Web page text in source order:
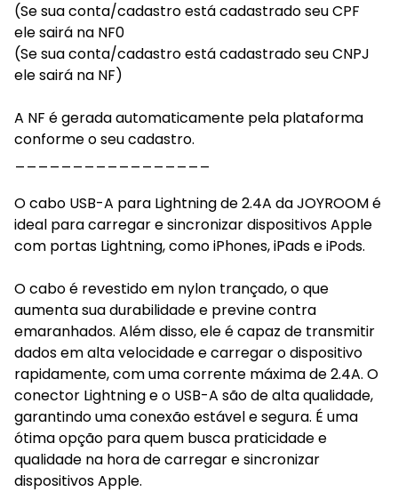
(Se sua conta/cadastro está cadastrado seu CPF
ele sairá na NF0
(Se sua conta/cadastro está cadastrado seu CNPJ
ele sairá na NF)
A NF é gerada automaticamente pela plataforma
conforme o seu cadastro.
O cabo USB-A para Lightning de 2.4A da JOYROOM é
ideal para carregar e sincronizar dispositivos Apple
com portas Lightning, como iPhones, iPads e iPods.
O cabo é revestido em nylon trançado, o que
aumenta sua durabilidade e previne contra
emaranhados. Além disso, ele é capaz de transmitir
dados em alta velocidade e carregar o dispositivo
rapidamente, com uma corrente máxima de 2.4A. O
conector Lightning e o USB-A são de alta qualidade,
garantindo uma conexão estável e segura. É uma
ótima opção para quem busca praticidade e
qualidade na hora de carregar e sincronizar
dispositivos Apple.